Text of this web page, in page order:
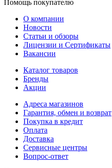
Помощь покупателю
О компании
Новости
Статьи и обзоры
Лицензии и Сертификаты
Вакансии
Каталог товаров
Бренды
Акции
Адреса магазинов
Гарантия, обмен и возврат
Покупка в кредит
Оплата
Доставка
Сервисные центры
Вопрос-ответ